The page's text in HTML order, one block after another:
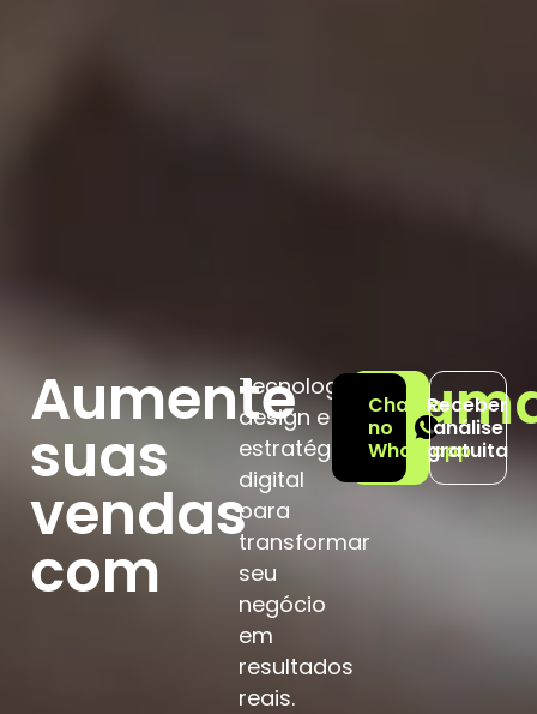
Aumente
suas
vendas
com
um
Tecnologia,
design e
estratégia
digital
para
transformar
seu
negócio
em
resultados
reais.
Chamar
no
Whatsapp
Receber
análise
gratuita